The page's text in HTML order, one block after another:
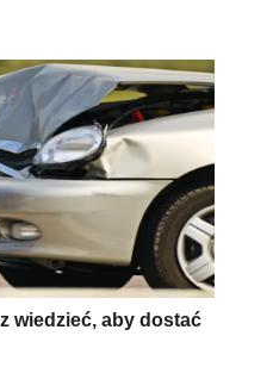
wiedzieć, aby dostać